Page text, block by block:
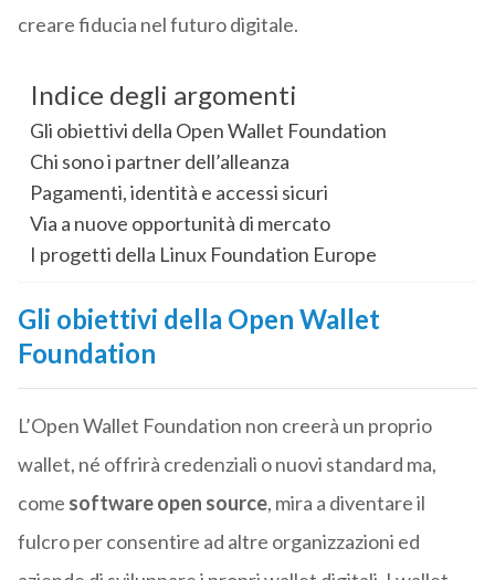
creare fiducia nel futuro digitale.
Indice degli argomenti
Gli obiettivi della Open Wallet Foundation
Chi sono i partner dell’alleanza
Pagamenti, identità e accessi sicuri
Via a nuove opportunità di mercato
I progetti della Linux Foundation Europe
Gli obiettivi della Open Wallet
Foundation
L’Open Wallet Foundation non creerà un proprio
wallet, né offrirà credenziali o nuovi standard ma,
come software open source, mira a diventare il
fulcro per consentire ad altre organizzazioni ed